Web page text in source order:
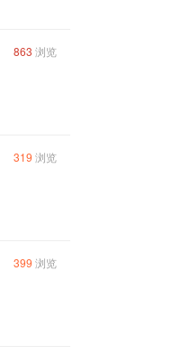
863 浏览
319 浏览
399 浏览